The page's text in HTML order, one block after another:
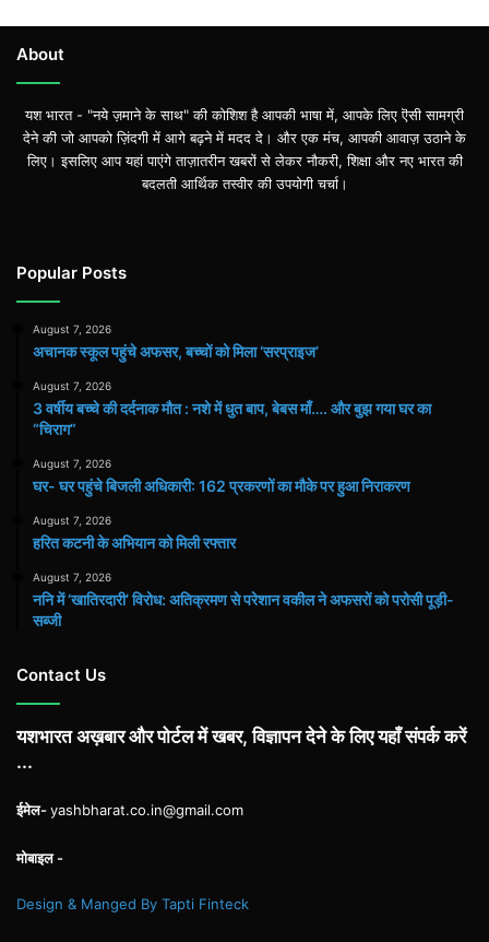
About
यश भारत - "नये ज़माने के साथ" की कोशिश है आपकी भाषा में, आपके लिए ऎसी सामग्री
देने की जो आपको ज़िंदगी में आगे बढ़ने में मदद दे। और एक मंच, आपकी आवाज़ उठाने के
लिए। इसलिए आप यहां पाएंगे ताज़ातरीन खबरों से लेकर नौकरी, शिक्षा और नए भारत की
बदलती आर्थिक तस्वीर की उपयोगी चर्चा।
Popular Posts
August 7, 2026
अचानक स्कूल पहुंचे अफसर, बच्चों को मिला ‘सरप्राइज’
August 7, 2026
3 वर्षीय बच्चे की दर्दनाक मौत : नशे में धुत बाप, बेबस माँ…. और बुझ गया घर का
“चिराग”
August 7, 2026
घर- घर पहुंचे बिजली अधिकारी: 162 प्रकरणों का मौके पर हुआ निराकरण
August 7, 2026
हरित कटनी के अभियान को मिली रफ्तार
August 7, 2026
ननि में ‘खातिरदारी’ विरोध: अतिक्रमण से परेशान वकील ने अफसरों को परोसी पूड़ी-
सब्जी
Contact Us
यशभारत अख़बार और पोर्टल में खबर, विज्ञापन देने के लिए यहाँ संपर्क करें
...
ईमेल-yashbharat.co.in@gmail.com
मोबाइल -
Design & Manged By Tapti Finteck